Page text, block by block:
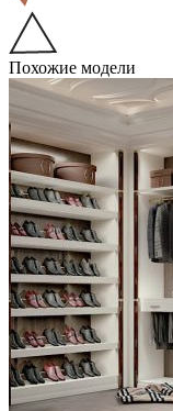
Похожие модели